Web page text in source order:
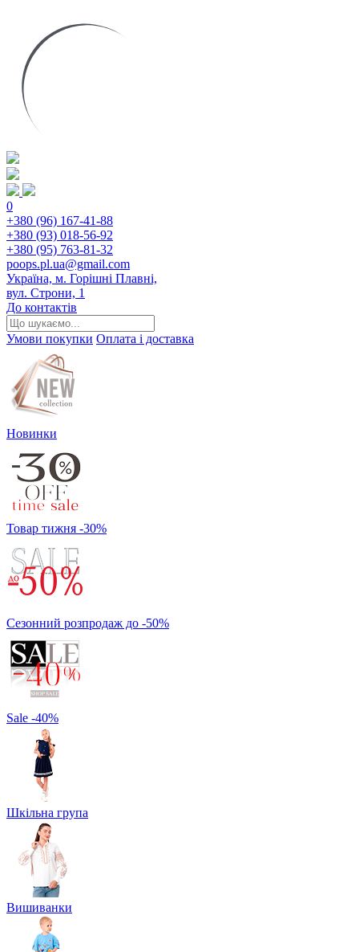
0
+380 (96) 167-41-88
+380 (93) 018-56-92
+380 (95) 763-81-32
poops.pl.ua@gmail.com
Україна, м. Горішні Плавні,
вул. Строни, 1
До контактів
Умови покупки Оплата і доставка
Новинки
Товар тижня -30%
Сезонний розпродаж до -50%
Sale -40%
Шкільна група
Вишиванки